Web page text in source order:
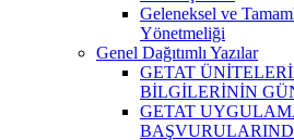
Geleneksel ve
Yönetmeliği
Genel Dağıtımlı Yazılar
GETAT
BİLGİLERİNİN
GETAT